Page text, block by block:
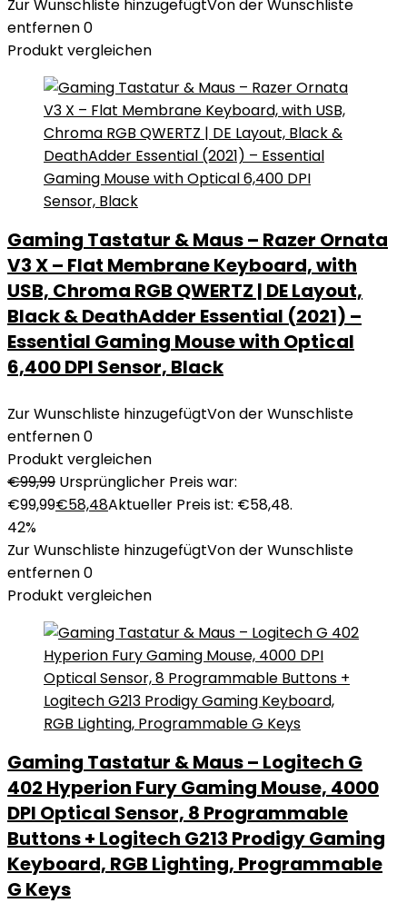
Zur Wunschliste hinzugefügtVon der Wunschliste
entfernen0
Produkt vergleichen
Gaming Tastatur & Maus – Razer Ornata
V3 X – Flat Membrane Keyboard, with
USB, Chroma RGB QWERTZ | DE Layout,
Black & DeathAdder Essential (2021) –
Essential Gaming Mouse with Optical
6,400 DPI Sensor, Black
Zur Wunschliste hinzugefügtVon der Wunschliste
entfernen0
Produkt vergleichen
€99,99 Ursprünglicher Preis war:
€99,99€58,48Aktueller Preis ist: €58,48.
42%
Zur Wunschliste hinzugefügtVon der Wunschliste
entfernen0
Produkt vergleichen
Gaming Tastatur & Maus – Logitech G
402 Hyperion Fury Gaming Mouse, 4000
DPI Optical Sensor, 8 Programmable
Buttons + Logitech G213 Prodigy Gaming
Keyboard, RGB Lighting, Programmable
G Keys